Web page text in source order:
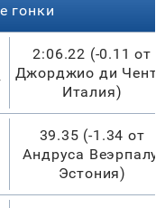
гонки
2:06.22 (-0.11 от
Джорджио ди
Италия)
39.35 (-1.34 от
Андруса Веэрпалу,
Эстония)